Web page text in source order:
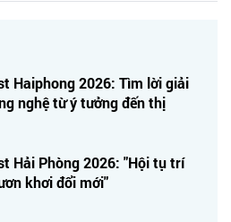
Haiphong 2026: Tìm lời giải
nghệ từ ý tưởng đến thị
Hải Phòng 2026: "Hội tụ trí
khơi đổi mới"